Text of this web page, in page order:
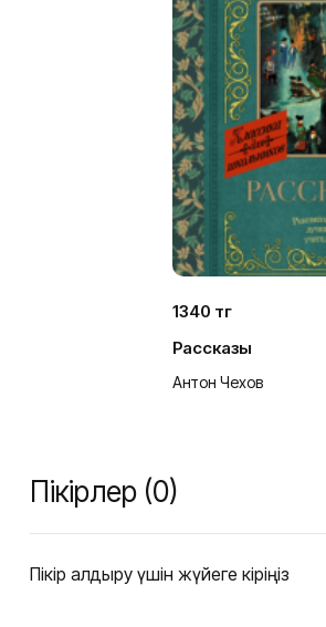
1340 тг
Рассказы
Антон Чехов
Пікірлер (0)
Пікір қалдыру үшін жүйеге кіріңіз